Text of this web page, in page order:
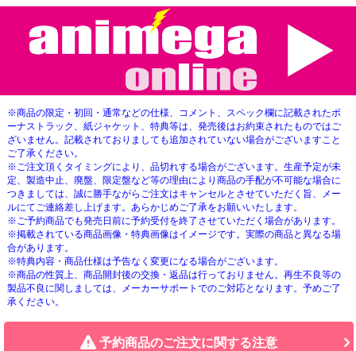
※商品の限定・初回・通常などの仕様、コメント、スペック欄に記載されたボ
ーナストラック、紙ジャケット、特典等は、発売後はお約束されたものではご
ざいません。記載されておりましても追加されていない場合がございますこと
ご了承ください。
※ご注文頂くタイミングにより、品切れする場合がございます。生産予定が未
定、製造中止、廃盤、限定盤など等の理由により商品の手配が不可能な場合に
つきましては、誠に勝手ながらご注文はキャンセルとさせていただく旨、メー
ルにてご連絡差し上げます。あらかじめご了承をお願いいたします。
※ご予約商品でも発売日前に予約受付を終了させていただく場合があります。
※掲載されている商品画像・特典画像はイメージです。実際の商品と異なる場
合があります。
※特典内容・商品仕様は予告なく変更になる場合がございます。
※商品の性質上、商品開封後の交換・返品は行っておりません。再生不良等の
製品不良に関しましては、メーカーサポートでのご対応となります。予めご了
承ください。
予約商品のご注文に関する注意